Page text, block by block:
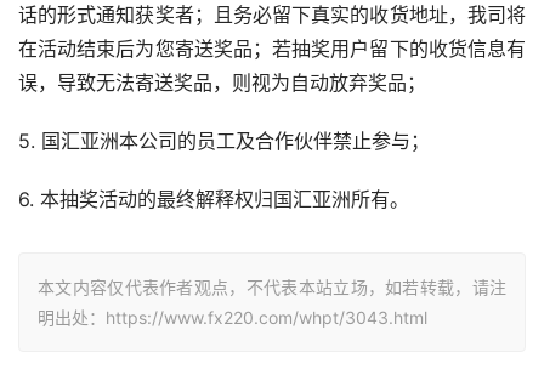
话的形式通知获奖者；且务必留下真实的收货地址，我司将
在活动结束后为您寄送奖品；若抽奖用户留下的收货信息有
误，导致无法寄送奖品，则视为自动放弃奖品；
5. 国汇亚洲本公司的员工及合作伙伴禁止参与；
6. 本抽奖活动的最终解释权归国汇亚洲所有。
本文内容仅代表作者观点，不代表本站立场，如若转载，请注
明出处：https://www.fx220.com/whpt/3043.html